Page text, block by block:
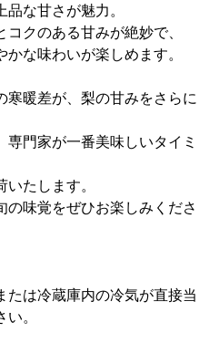
品な甘さが魅力。
コクのある甘みが絶妙で、
な味わいが楽しめます。
寒暖差が、梨の甘みをさらに
門家が一番美味しいタイミ
たします。
の味覚をぜひお楽しみくださ
たは冷蔵庫内の冷気が直接当
。